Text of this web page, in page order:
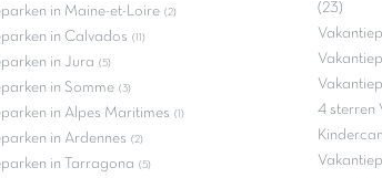
in Maine-et-Loire (2)
in Calvados (11)
in Jura (5)
in Somme (3)
in Alpes Maritimes (1)
in Ardennes (2)
in Tarragona (5)
(23)
4 sterren